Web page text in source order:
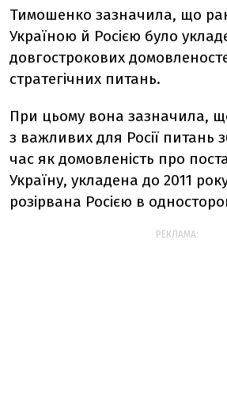
Тимошенко зазначила, що
Україною й Росією було
довгострокових
стратегічних питань.
При цьому вона зазначила,
з важливих для Росії питань
час як домовленість про
Україну, укладена до 2011
розірвана Росією в
РЕКЛАМА: